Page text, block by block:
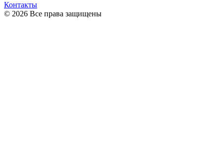
Контакты
© 2026 Все права защищены